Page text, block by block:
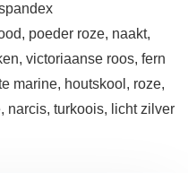
poeder roze, naakt,
victoriaanse roos, fern
marine, houtskool, roze,
narcis, turkoois, licht zilver